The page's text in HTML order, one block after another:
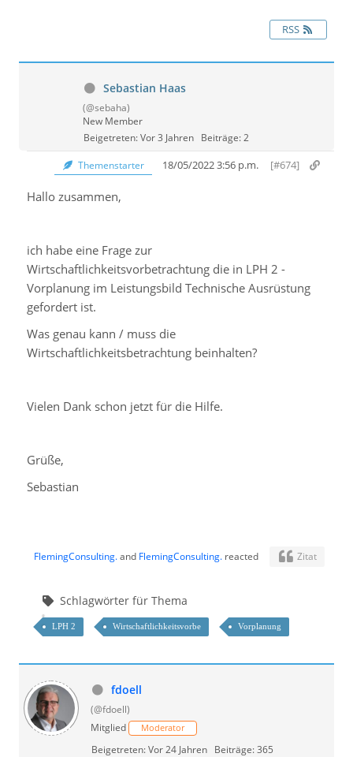
RSS
Sebastian Haas
(@sebaha)
New Member
Beigetreten: Vor 3 Jahren Beiträge: 2
Themenstarter 18/05/2022 3:56 p.m. [#674]
Hallo zusammen,
ich habe eine Frage zur
Wirtschaftlichkeitsvorbetrachtung die in LPH 2 -
Vorplanung im Leistungsbild Technische Ausrüstung
gefordert ist.
Was genau kann / muss die
Wirtschaftlichkeitsbetrachtung beinhalten?
Vielen Dank schon jetzt für die Hilfe.
Grüße,
Sebastian
FlemingConsulting.and FlemingConsulting. reacted Zitat
Schlagwörter für Thema
LPH 2 Wirtschaftlichkeitsvorbe Vorplanung
fdoell
(@fdoell)
Mitglied
Moderator
Beigetreten: Vor 24 Jahren Beiträge: 365